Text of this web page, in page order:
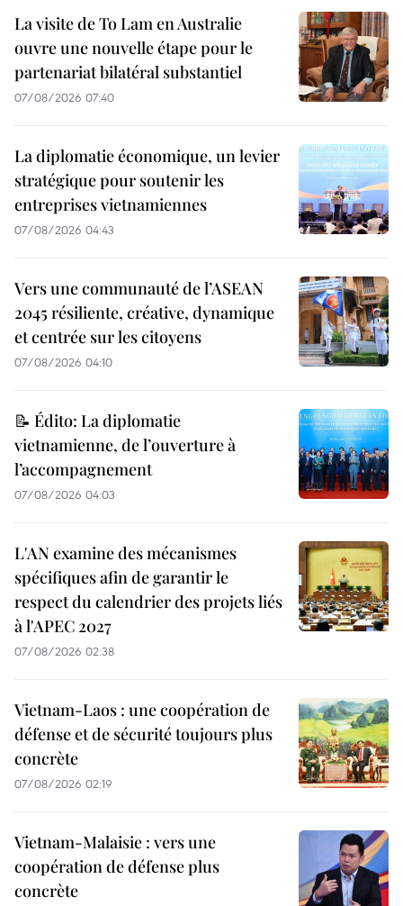
La visite de To Lam en Australie
ouvre une nouvelle étape pour le
partenariat bilatéral substantiel
07/08/2026 07:40
La diplomatie économique, un levier
stratégique pour soutenir les
entreprises vietnamiennes
07/08/2026 04:43
Vers une communauté de l’ASEAN
2045 résiliente, créative, dynamique
et centrée sur les citoyens
07/08/2026 04:10
📝 Édito: La diplomatie
vietnamienne, de l’ouverture à
l’accompagnement
07/08/2026 04:03
L'AN examine des mécanismes
spécifiques afin de garantir le
respect du calendrier des projets liés
à l'APEC 2027
07/08/2026 02:38
Vietnam-Laos : une coopération de
défense et de sécurité toujours plus
concrète
07/08/2026 02:19
Vietnam-Malaisie : vers une
coopération de défense plus
concrète